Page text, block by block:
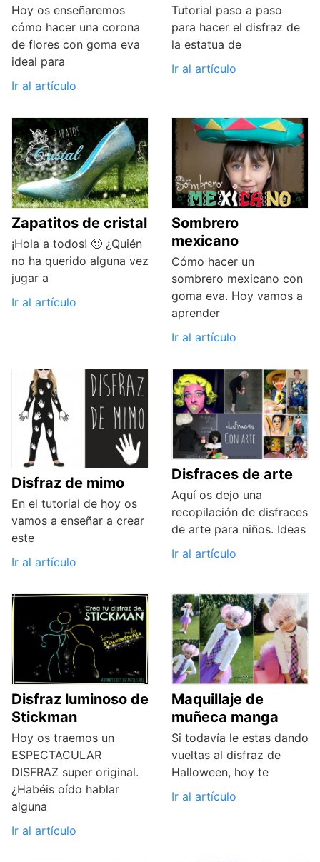
Hoy os enseñaremos
cómo hacer una corona
de flores con goma eva
ideal para
Ir al artículo
Tutorial paso a paso
para hacer el disfraz de
la estatua de
Ir al artículo
Zapatitos de cristal
¡Hola a todos! 🙂 ¿Quién
no ha querido alguna vez
jugar a
Ir al artículo
Sombrero
mexicano
Cómo hacer un
sombrero mexicano con
goma eva. Hoy vamos a
aprender
Ir al artículo
Disfraz de mimo
En el tutorial de hoy os
vamos a enseñar a crear
este
Ir al artículo
Disfraces de arte
Aquí os dejo una
recopilación de disfraces
de arte para niños. Ideas
Ir al artículo
Disfraz luminoso de
Stickman
Hoy os traemos un
ESPECTACULAR
DISFRAZ super original.
¿Habéis oído hablar
alguna
Ir al artículo
Maquillaje de
muñeca manga
Si todavía le estas dando
vueltas al disfraz de
Halloween, hoy te
Ir al artículo